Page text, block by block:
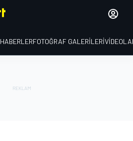
HABERLERFOTOĞRAF GALERILERI